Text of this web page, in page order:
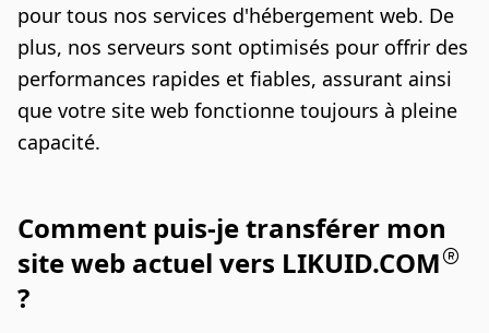
pour tous nos services d'hébergement web. De
plus, nos serveurs sont optimisés pour offrir des
performances rapides et fiables, assurant ainsi
que votre site web fonctionne toujours à pleine
capacité.
Comment puis-je transférer mon
site web actuel vers LIKUID.COM
?